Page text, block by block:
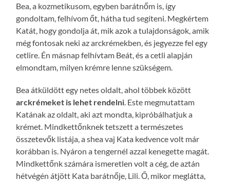
Bea, a kozmetikusom, egyben barátnőm is, így
gondoltam, felhívom őt, hátha tud segíteni. Megkértem
Katát, hogy gondolja át, mik azok a tulajdonságok, amik
még fontosak neki az arckrémekben, és jegyezze fel egy
cetlire. Én másnap felhívtam Beát, és a cetli alapján
elmondtam, milyen krémre lenne szükségem.
Bea átküldött egy netes oldalt, ahol többek között
arckrémeket is lehet rendelni . Este megmutattam
Katának az oldalt, aki azt mondta, kipróbálhatjuk a
krémet. Mindkettőnknek tetszett a természetes
összetevők listája, a shea vaj Kata kedvence volt már
korábban is. Nyáron a tengernél azzal kenegette magát.
Mindkettőnk számára ismeretlen volt a cég, de aztán
hétvégén átjött Kata barátnője, Lili. Ő, mikor meglátta,